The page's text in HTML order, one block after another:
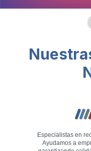
Especialistas en
Ayudamos a